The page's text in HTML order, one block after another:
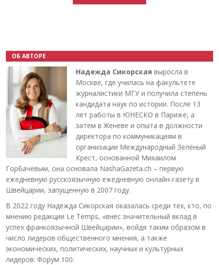
ОБ АВТОРЕ
Надежда Сикорская выросла в
Москве, где училась на факультете
журналистики МГУ и получила степень
кандидата наук по истории. После 13
лет работы в ЮНЕСКО в Париже, а
затем в Женеве и опыта в должности
директора по коммуникациям в
организации Международный Зелёный
Крест, основанной Михаилом
Горбачёвым, она основала NashaGazeta.ch – первую
ежедневную русскоязычную ежедневную онлайн-газету в
Швейцарии, запущенную в 2007 году.
В 2022 году Надежда Сикорская оказалась среди тех, кто, по
мнению редакции Le Temps, «внёс значительный вклад в
успех франкоязычной Швейцарии», войдя таким образом в
число лидеров общественного мнения, а также
экономических, политических, научных и культурных
лидеров: Форум 100.